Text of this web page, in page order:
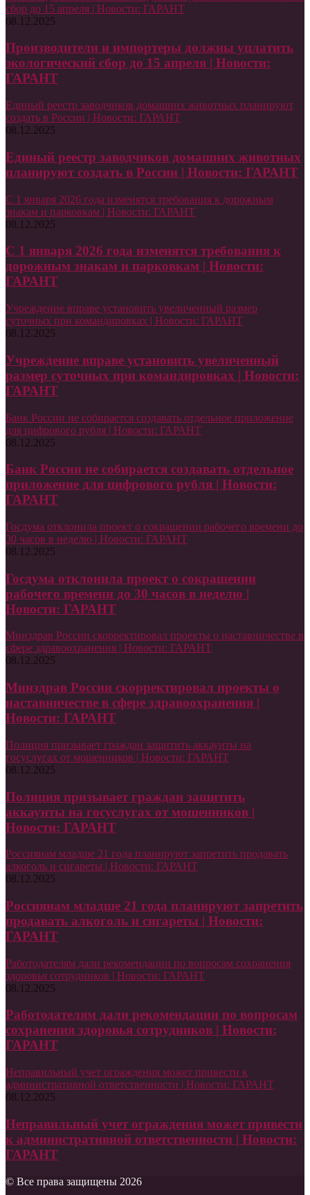
сбор до 15 апреля | Новости: ГАРАНТ
08.12.2025
Производители и импортеры должны уплатить
экологический сбор до 15 апреля | Новости:
ГАРАНТ
Единый реестр заводчиков домашних животных планируют
создать в России | Новости: ГАРАНТ
08.12.2025
Единый реестр заводчиков домашних животных
планируют создать в России | Новости: ГАРАНТ
С 1 января 2026 года изменятся требования к дорожным
знакам и парковкам | Новости: ГАРАНТ
08.12.2025
С 1 января 2026 года изменятся требования к
дорожным знакам и парковкам | Новости:
ГАРАНТ
Учреждение вправе установить увеличенный размер
суточных при командировках | Новости: ГАРАНТ
08.12.2025
Учреждение вправе установить увеличенный
размер суточных при командировках | Новости:
ГАРАНТ
Банк России не собирается создавать отдельное приложение
для цифрового рубля | Новости: ГАРАНТ
08.12.2025
Банк России не собирается создавать отдельное
приложение для цифрового рубля | Новости:
ГАРАНТ
Госдума отклонила проект о сокращении рабочего времени до
30 часов в неделю | Новости: ГАРАНТ
08.12.2025
Госдума отклонила проект о сокращении
рабочего времени до 30 часов в неделю |
Новости: ГАРАНТ
Минздрав России скорректировал проекты о наставничестве в
сфере здравоохранения | Новости: ГАРАНТ
08.12.2025
Минздрав России скорректировал проекты о
наставничестве в сфере здравоохранения |
Новости: ГАРАНТ
Полиция призывает граждан защитить аккаунты на
госуслугах от мошенников | Новости: ГАРАНТ
08.12.2025
Полиция призывает граждан защитить
аккаунты на госуслугах от мошенников |
Новости: ГАРАНТ
Россиянам младше 21 года планируют запретить продавать
алкоголь и сигареты | Новости: ГАРАНТ
08.12.2025
Россиянам младше 21 года планируют запретить
продавать алкоголь и сигареты | Новости:
ГАРАНТ
Работодателям дали рекомендации по вопросам сохранения
здоровья сотрудников | Новости: ГАРАНТ
08.12.2025
Работодателям дали рекомендации по вопросам
сохранения здоровья сотрудников | Новости:
ГАРАНТ
Неправильный учет ограждения может привести к
административной ответственности | Новости: ГАРАНТ
08.12.2025
Неправильный учет ограждения может привести
к административной ответственности | Новости:
ГАРАНТ
© Все права защищены 2026